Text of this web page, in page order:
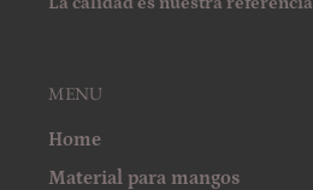
MENU
Home
Material para mangos